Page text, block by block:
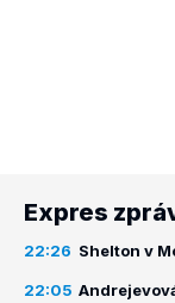
Expres
22:26 Shelton v
22:05